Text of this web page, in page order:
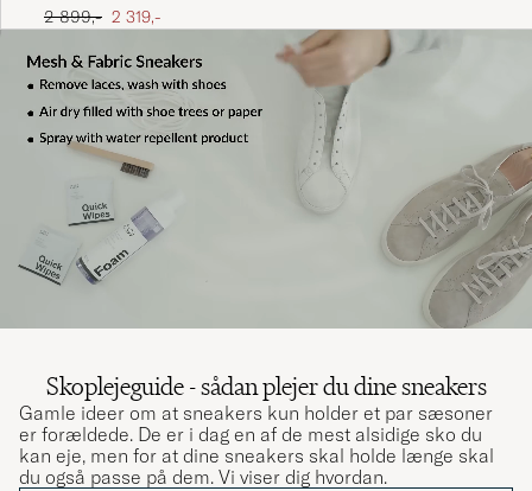
Ordinary pris
2 899,- Nedsat pris
2 319,-
Skoplejeguide - sådan plejer du dine sneakers
Gamle ideer om at sneakers kun holder et par sæsoner
er forældede. De er i dag en af de mest alsidige sko du
kan eje, men for at dine sneakers skal holde længe skal
du også passe på dem. Vi viser dig hvordan.